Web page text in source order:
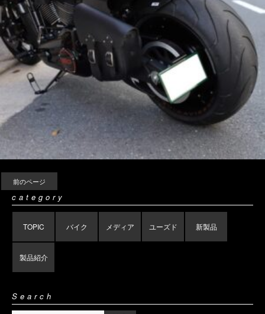
前のページ
category
TOPIC バイク メディア ユーズド 新製品
製品紹介
Search